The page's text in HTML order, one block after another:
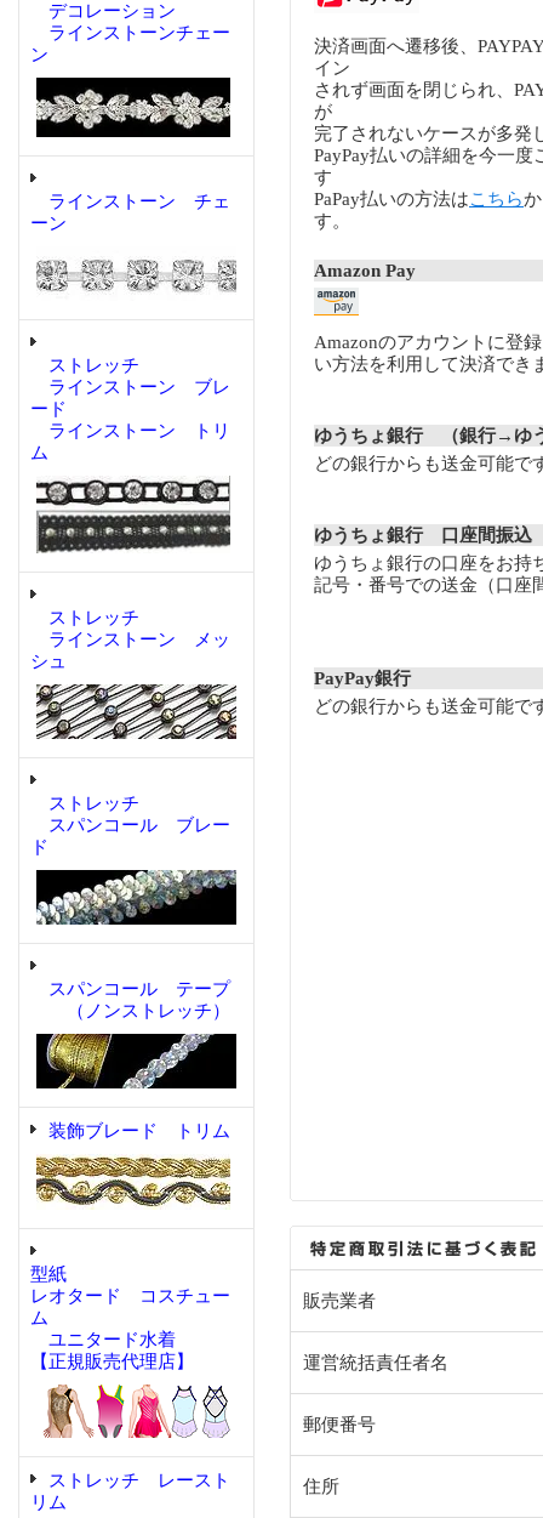
デコレーション
ラインストーンチェー
ン
ラインストーン チェ
ーン
ストレッチ
ラインストーン ブレ
ード
ラインストーン トリ
ム
ストレッチ
ラインストーン メッ
シュ
ストレッチ
スパンコール ブレー
ド
スパンコール テープ
（ノンストレッチ）
装飾ブレード トリム
型紙
レオタード コスチュー
ム
ユニタード水着
【正規販売代理店】
ストレッチ レースト
リム
決済画面へ遷移後、
イン
されず画面を閉じられ、
が
完了されないケースが多発
PayPay払いの詳細を今一度
す
PaPay払いの方法はこちら
す。
Amazon Pay
Amazonのアカウントに登
い方法を利用して決済でき
ゆうちょ銀行 （銀行→ゆ
どの銀行からも送金可能で
ゆうちょ銀行 口座間振込
ゆうちょ銀行の口座をお持
記号・番号での送金（口座
PayPay銀行
どの銀行からも送金可能で
販売業者
運営統括責任者名
郵便番号
住所